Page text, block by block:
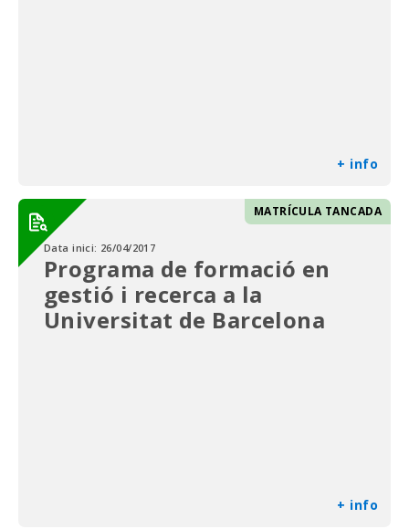
+ info
MATRÍCULA TANCADA
Data inici: 26/04/2017
Programa de formació en
gestió i recerca a la
Universitat de Barcelona
+ info